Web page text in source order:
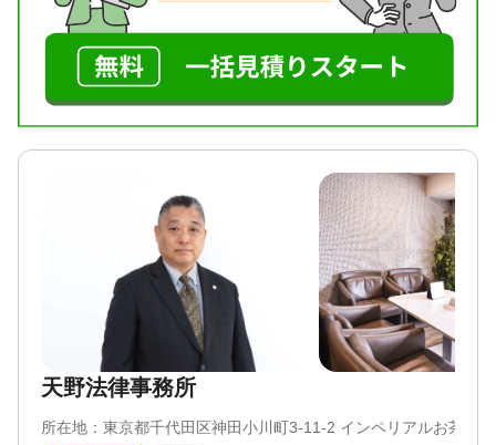
のためのサードアンサーのご提供。
・確実に勝てる戦術、より早く勝てる戦術、より負
けない戦術、リスクの少ない戦術などご希望に沿う
よう様々なご提案
遺産相続は当事者だけで解決しようとすると、トラ
ブルに発展することが少なくありません。使い込み
や遺留分への不満など、感情的にも複雑な問題が絡
むことがく、法律の専門家に相談することが重要で
相続問題でお悩みの方は、ぜひご相談ください。
対応地域
東京都・神奈川県・千葉県・埼玉県 その他ご相談に
よっては全国対応可能
対応業務
士相談）
天野法律事務所
所在地： 東京都千代田区神田小川町3-11-2 インペリアルお茶の